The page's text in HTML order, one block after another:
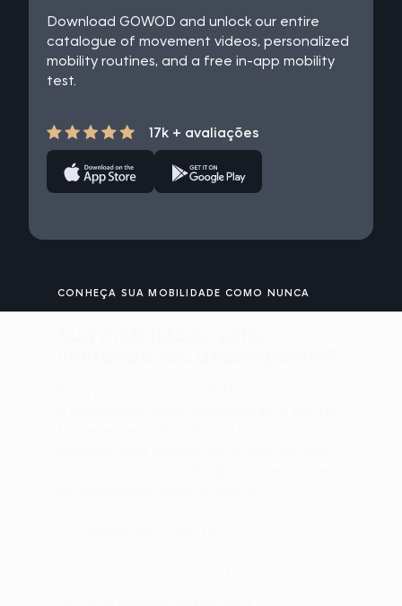
Download GOWOD and unlock our entire
catalogue of movement videos, personalized
mobility routines, and a free in-app mobility
test.
17k + avaliações
CONHEÇA SUA MOBILIDADE COMO NUNCA